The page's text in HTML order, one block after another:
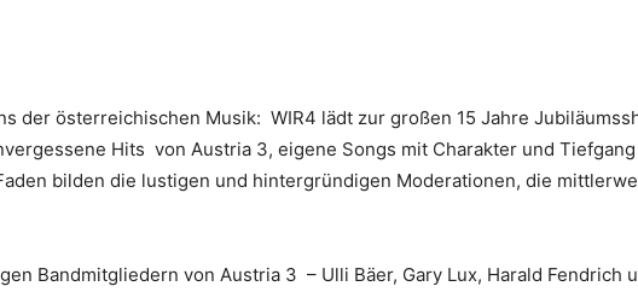
der österreichischen Musik: WIR4 lädt zur großen 15 Jahre
Hits von Austria 3, eigene Songs mit Charakter und
bilden die lustigen und hintergründigen Moderationen, die
Bandmitgliedern von Austria 3 – Ulli Bäer, Gary Lux, Harald Fendrich